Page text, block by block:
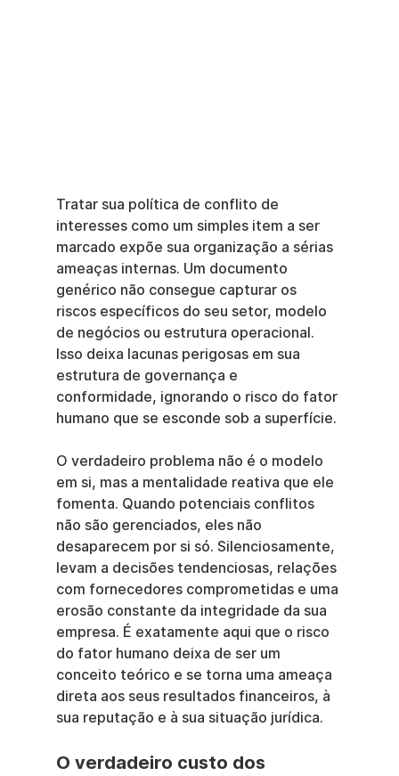
Tratar sua política de conflito de
interesses como um simples item a ser
marcado expõe sua organização a sérias
ameaças internas. Um documento
genérico não consegue capturar os
riscos específicos do seu setor, modelo
de negócios ou estrutura operacional.
Isso deixa lacunas perigosas em sua
estrutura de governança e
conformidade, ignorando o risco do fator
humano que se esconde sob a superfície.
O verdadeiro problema não é o modelo
em si, mas a mentalidade reativa que ele
fomenta. Quando potenciais conflitos
não são gerenciados, eles não
desaparecem por si só. Silenciosamente,
levam a decisões tendenciosas, relações
com fornecedores comprometidas e uma
erosão constante da integridade da sua
empresa. É exatamente aqui que o risco
do fator humano deixa de ser um
conceito teórico e se torna uma ameaça
direta aos seus resultados financeiros, à
sua reputação e à sua situação jurídica.
O verdadeiro custo dos